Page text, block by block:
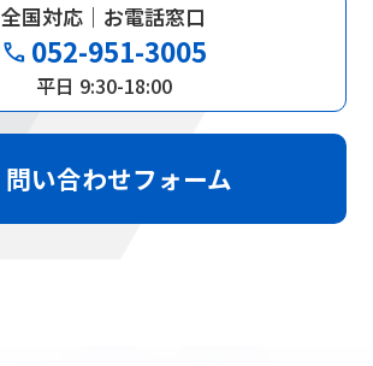
全国対応｜お電話窓口
phone 052-951-3005
平日 9:30-18:00
問い合わせフォーム